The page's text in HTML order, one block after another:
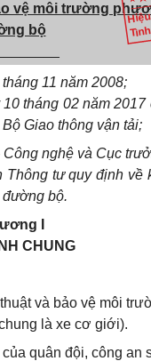
vệ môi trường
bộ
11 năm 2008;
tháng 02 năm
Giao thông vận tải;
nghệ và Cục
tư quy định về
bộ.
I
CHUNG
và bảo vệ môi
là xe cơ giới).
quân đội, công an